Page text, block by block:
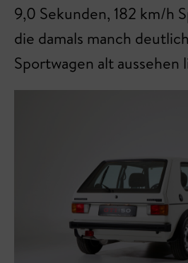
9,0 Sekunden, 182 km/h
die damals manch
Sportwagen alt aussehen